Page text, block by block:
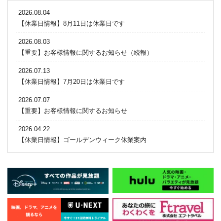
2026.08.04
【休業日情報】8月11日は休業日です
2026.08.03
【重要】お客様情報に関するお知らせ（続報）
2026.07.13
【休業日情報】7月20日は休業日です
2026.07.07
【重要】お客様情報に関するお知らせ
2026.04.22
【休業日情報】ゴールデンウィーク休業案内